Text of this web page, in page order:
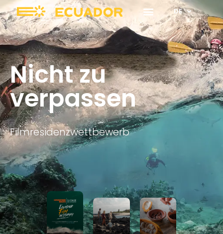
DE
Nicht zu
verpassen
Filmresidenzwettbewerb